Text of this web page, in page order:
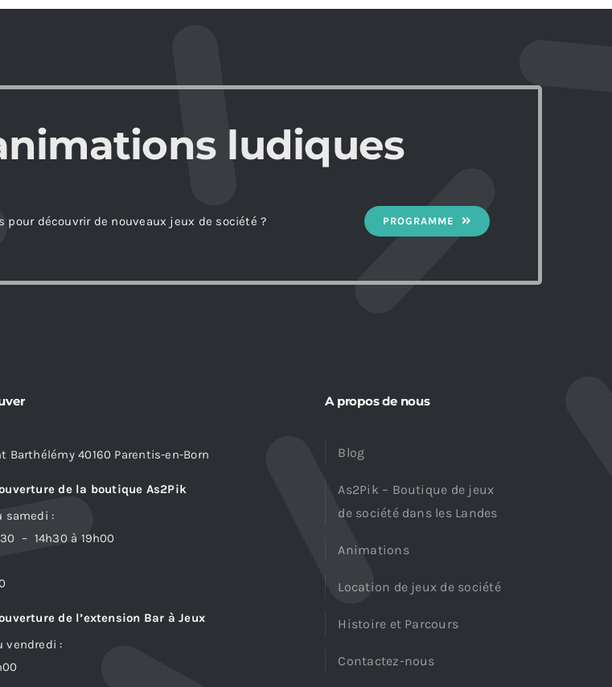
ludiques
découvrir de nouveaux jeux de société ? PROGRAMME
Barthélémy 40160 Parentis-en-Born
de la boutique As2Pik
samedi :
– 14h30 à 19h00
de l’extension Bar à Jeux
vendredi :
A propos de nous
Blog
As2Pik – Boutique de jeux
de société dans les Landes
Animations
Location de jeux de société
Histoire et Parcours
Contactez-nous